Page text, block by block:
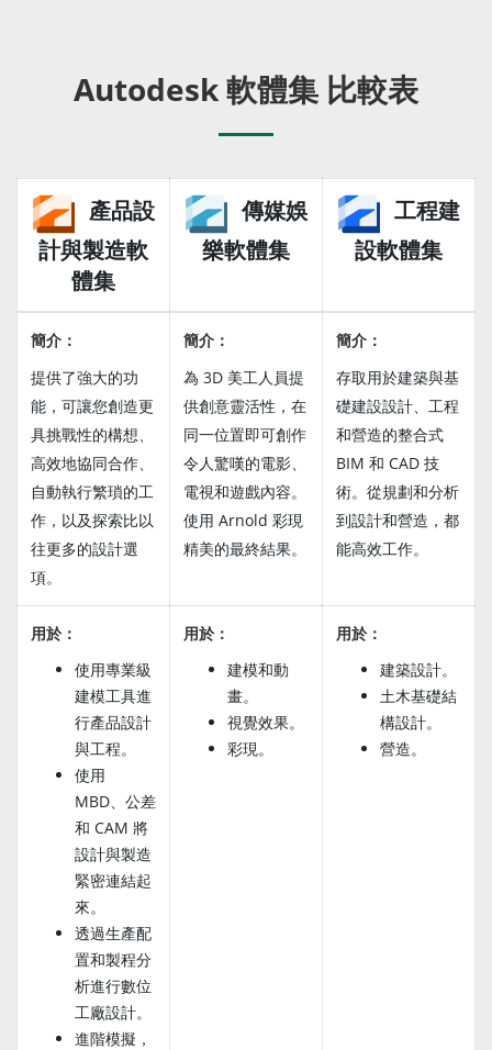
Autodesk 軟體集 比較表
產品設
計與製造軟
體集
傳媒娛
樂軟體集
工程建
設軟體集
簡介：
提供了強大的功
能，可讓您創造更
具挑戰性的構想、
高效地協同合作、
自動執行繁瑣的工
作，以及探索比以
往更多的設計選
項。
簡介：
為 3D 美工人員提
供創意靈活性，在
同一位置即可創作
令人驚嘆的電影、
電視和遊戲內容。
使用 Arnold 彩現
精美的最終結果。
簡介：
存取用於建築與基
礎建設設計、工程
和營造的整合式
BIM 和 CAD 技
術。從規劃和分析
到設計和營造，都
能高效工作。
用於：
使用專業級
建模工具進
行產品設計
與工程。
使用
MBD、公差
和 CAM 將
設計與製造
緊密連結起
來。
透過生產配
置和製程分
析進行數位
工廠設計。
進階模擬，
用於：
建模和動
畫。
視覺效果。
彩現。
用於：
建築設計。
土木基礎結
構設計。
營造。